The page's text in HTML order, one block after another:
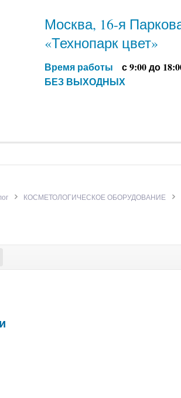
Москва, 16-я
«Технопарк цвет»
Время работы
с 9:00 до
БЕЗ ВЫХОДНЫХ
КОСМЕТОЛОГИЧЕСКОЕ ОБОРУДОВАНИЕ